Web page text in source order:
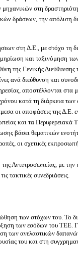
στη
δράσεων, την απόλυτη
στη Δ.Ε., με στόχο τη
και ταξινόμηση
της Γενικής
ανά διεύθυνση και
αποστέλλονται στα
κατά τη διάρκεια των
οι αποφάσεις της Δ.Ε.
και τα
βάσει θεματικών
οι σχετικές
Αντιπροσωπείας, με
τακτικές συνεδριάσεις.
των στόχων του. Το
των εσόδων του ΤΕΕ.
των ανελαστικών
του και στη